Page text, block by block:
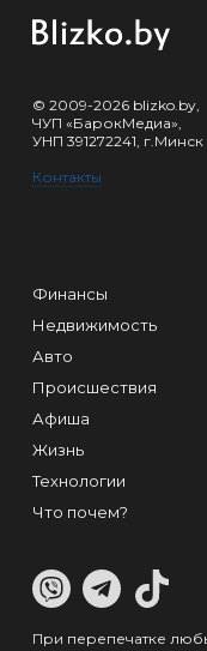
© 2009-2026 blizko.by,
ЧУП «БарокМедиа»,
УНП 391272241, г.Минск
Контакты
Финансы
Недвижимость
Авто
Происшествия
Афиша
Жизнь
Технологии
Что почем?
При перепечатке